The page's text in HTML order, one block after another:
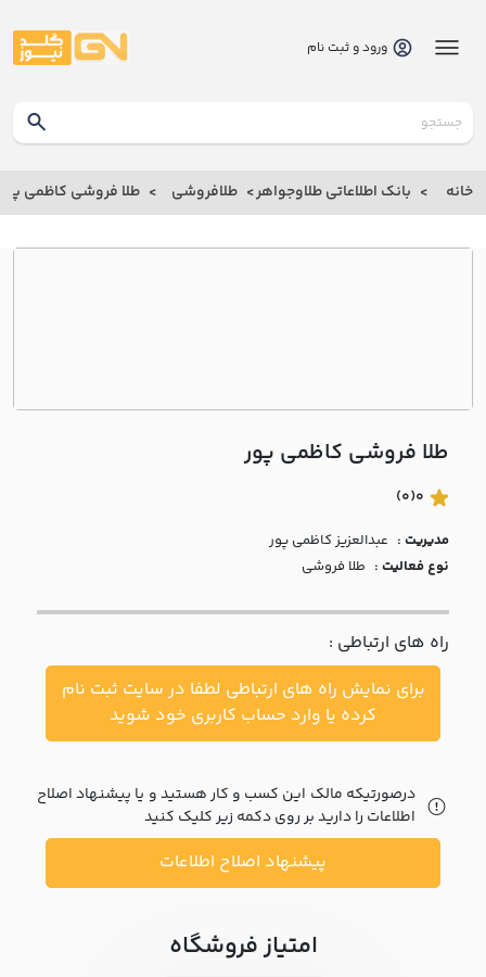
بانک
بانک
اطلاعاتی
درباره
با ما
مقالات
اخبار
پرسش
متداول
خواست
ورود و ثبت نام
خانه بانک اطلاعاتی طلاوجواهر طلافروشی طلا فروشی کاظمي پور
طلا فروشی کاظمي پور
0
(0)
مدیریت : عبدالعزيز کاظمي پور
نوع فعالیت : طلا فروشی
راه های ارتباطی :
برای نمایش راه های ارتباطی لطفا در سایت ثبت نام
کرده یا وارد حساب کاربری خود شوید
درصورتیکه مالک این کسب و کار هستید و یا پیشنهاد اصلاح
اطلاعات را دارید بر روی دکمه زیر کلیک کنید
پیشنهاد اصلاح اطلاعات
امتیاز فروشگاه